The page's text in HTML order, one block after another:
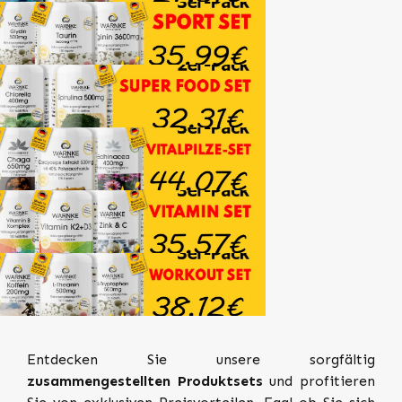
Entdecken Sie unsere sorgfältig
zusammengestellten Produktsets und profitieren